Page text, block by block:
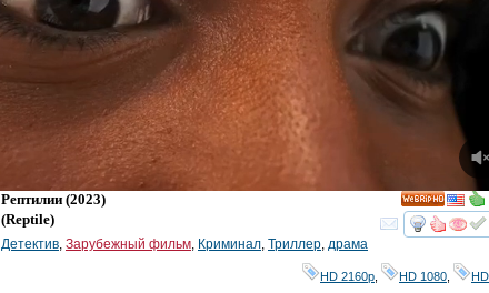
HD
Рептилии (2023)
(Reptile)
Детектив, Зарубежный фильм, Криминал, Триллер, драма
HD 2160р HD 1080